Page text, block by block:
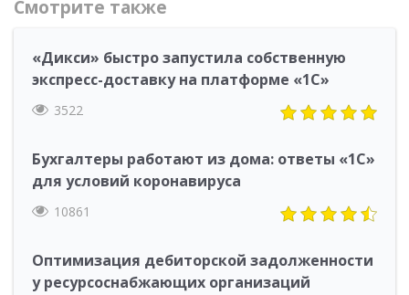
Смотрите также
«Дикси» быстро запустила собственную
экспресс-доставку на платформе «1С»
3522
Бухгалтеры работают из дома: ответы «1С»
для условий коронавируса
10861
Оптимизация дебиторской задолженности
у ресурсоснабжающих организаций